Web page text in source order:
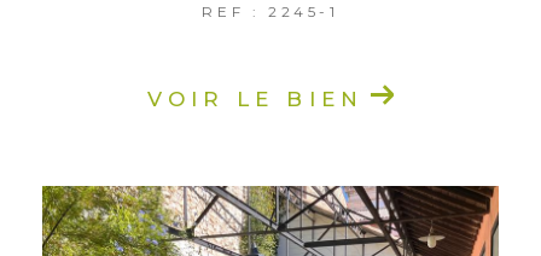
REF : 2245-1
VOIR LE BIEN